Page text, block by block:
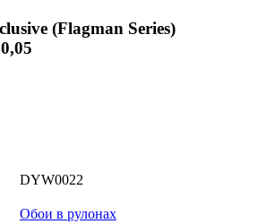
(Flagman Series)
DYW0022
Обои в рулонах